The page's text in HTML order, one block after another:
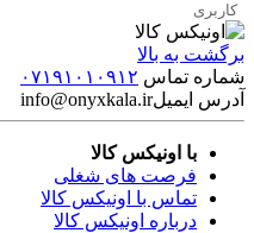
کاربری
برگشت به بالا
شماره تماس ۰۷۱۹۱۰۱۰۹۱۲
آدرس ایمیلinfo@onyxkala.ir
با اونیکس کالا
فرصت های شغلی
تماس با اونیکس کالا
درباره اونیکس کالا